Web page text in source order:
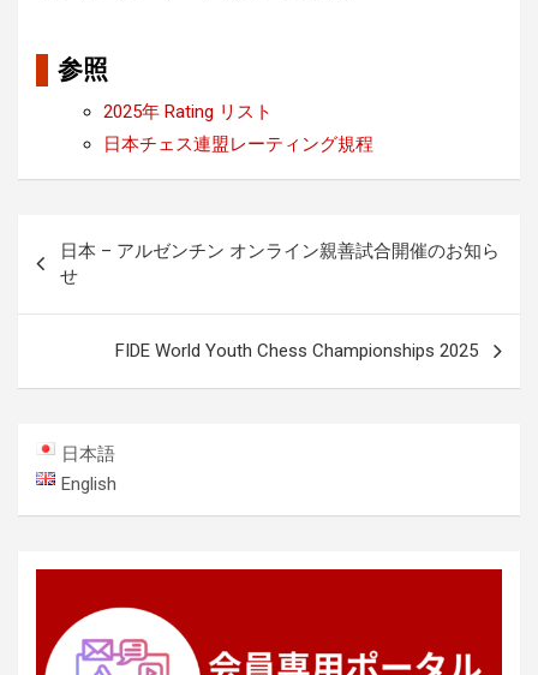
参照
2025年 Rating リスト
日本チェス連盟レーティング規程
稿
ナ
ゲ
シ
日本 – アルゼンチン オンライン親善試合開催のお知ら
せ
FIDE World Youth Chess Championships 2025
日本語
English